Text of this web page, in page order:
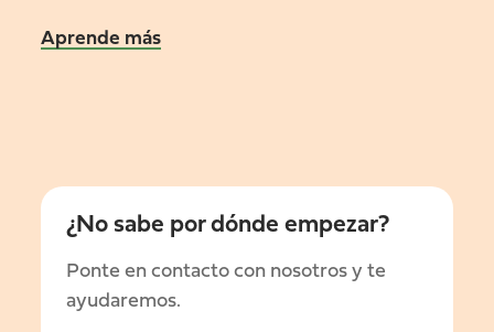
Aprende más
¿No sabe por dónde empezar?
Ponte en contacto con nosotros y te
ayudaremos.